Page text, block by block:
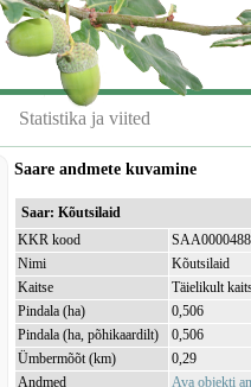
Statistika ja viited
Saare andmete kuvamine
Saar: Kõutsilaid
KKR kood
SAA0000488
Nimi
Kõutsilaid
Kaitse
Täielikult
Pindala (ha)
0,506
Pindala (ha, põhikaardilt)
0,506
Ümbermõõt (km)
0,29
Andmed
Ava objekti